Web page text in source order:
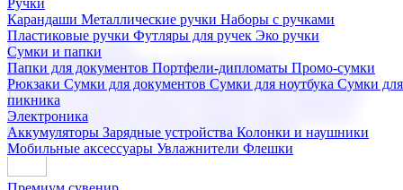
Ручки
Карандаши Металлические ручки Наборы с ручками
Пластиковые ручки Футляры для ручек Эко ручки
Сумки и папки
Папки для документов Портфели-дипломаты Промо-сумки
Рюкзаки Сумки для документов Сумки для ноутбука Сумки для
пикника
Электроника
Аккумуляторы Зарядные устройства Колонки и наушники
Мобильные аксессуары Увлажнители Флешки
Подарочные наборы
Бизнес наборыКофейные наборы Кошельки
Наборы из кожиНаборы ручекНаборы с аккумуляторами
Наборы с бутылками для воды
Наборы с ежедневниками
Наборы с кружками
флешкамиНовогодние наборыЧайные наборы